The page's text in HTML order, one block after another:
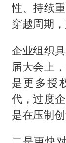
性、持续
穿越周期
企业组织
届大会上
是更多授
代，过度
是在压制